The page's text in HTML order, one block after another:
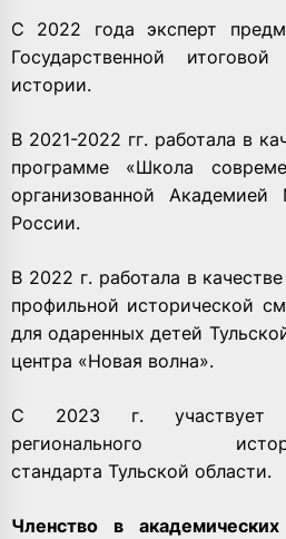
С 2022 года эксперт
Государственной
истории.
В 2021-2022 гг. работала в
программе «Школа
организованной Академией
России.
В 2022 г. работала в
профильной исторической
для одаренных детей
центра «Новая волна».
С 2023 г. участвует
регионального
стандарта Тульской области.
Членство в